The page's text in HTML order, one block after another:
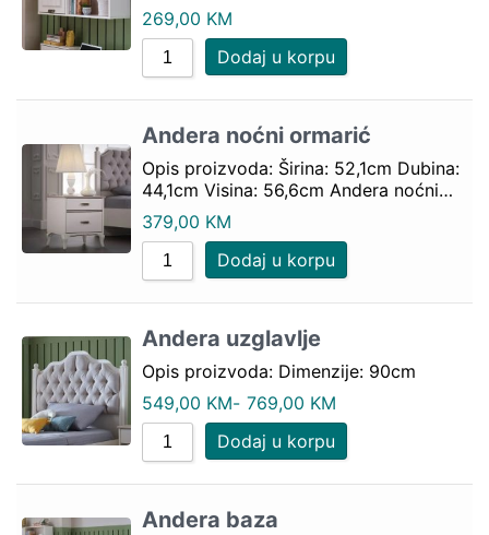
269,00 KM
Dodaj u korpu
Andera noćni ormarić
Opis proizvoda: Širina: 52,1cm Dubina:
44,1cm Visina: 56,6cm Andera noćni…
379,00 KM
Dodaj u korpu
Andera uzglavlje
Opis proizvoda: Dimenzije: 90cm
549,00 KM- 769,00 KM
Dodaj u korpu
Andera baza